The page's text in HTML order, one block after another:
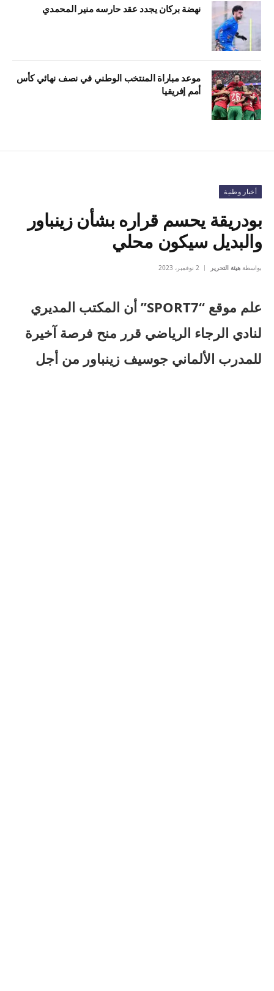
نهضة بركان يجدد عقد حارسه منير المحمدي
موعد مباراة المنتخب الوطني في نصف نهائي كأس
أمم إفريقيا
أخبار وطنية
بودريقة يحسم قراره بشأن زينباور
والبديل سيكون محلي
بواسطة هيئة التحرير 2 نوفمبر، 2023
علم موقع “SPORT7” أن المكتب المديري
لنادي الرجاء الرياضي قرر منح فرصة آخيرة
للمدرب الألماني جوسيف زينباور من أجل